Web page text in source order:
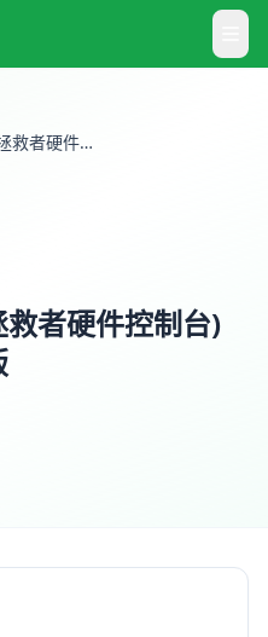
legion zone(联想拯救者硬件控制台) v2022.4 免费绿色版
者硬件控制台)